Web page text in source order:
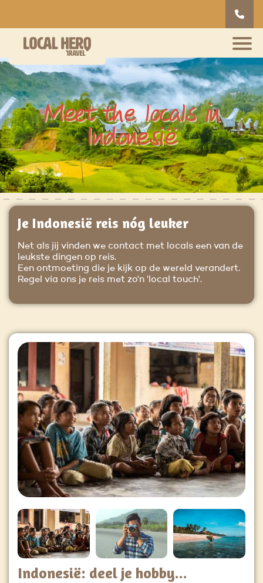
Meet the locals in
Indonesië
Je Indonesië reis nóg leuker
Net als jij vinden we contact met locals een van de
leukste dingen op reis.
Een ontmoeting die je kijk op de wereld verandert.
Regel via ons je reis met zo'n 'local touch'.
Indonesië: deel je hobby...